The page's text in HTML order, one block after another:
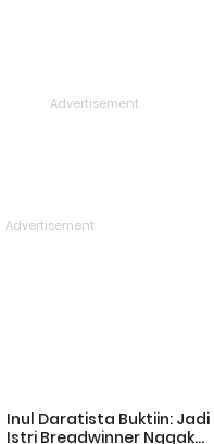
Inul Daratista Buktiin: Jadi
Istri Breadwinner Nggak